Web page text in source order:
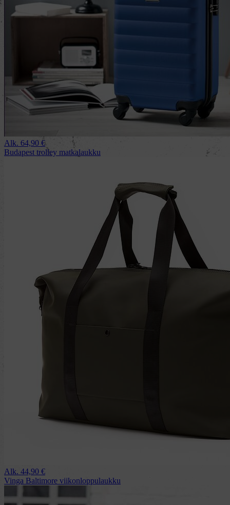
Alk. 64,90 €
Budapest trolley matkalaukku
Alk. 44,90 €
Vinga Baltimore viikonloppulaukku